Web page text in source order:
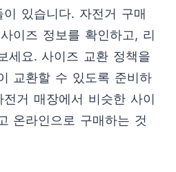
있습니다. 자전거 구매
이즈 정보를 확인하고, 리
세요. 사이즈 교환 정책을
교환할 수 있도록 준비하
거 매장에서 비슷한 사이
온라인으로 구매하는 것